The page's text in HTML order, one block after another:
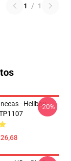
1 / 1
- Hellboy-20%